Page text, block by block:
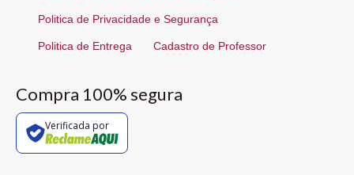
Politica de Privacidade e Segurança
Politica de Entrega Cadastro de Professor
Compra 100% segura
Verificada por